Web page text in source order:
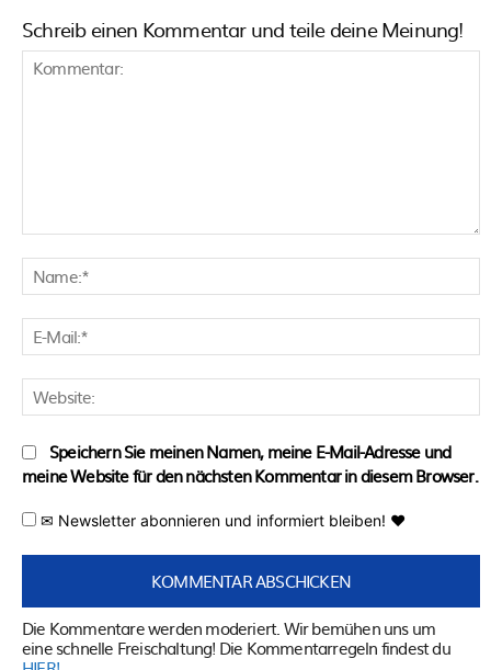
Schreib einen Kommentar und teile deine Meinung!
Speichern Sie meinen Namen, meine E-Mail-Adresse und
meine Website für den nächsten Kommentar in diesem Browser.
✉ Newsletter abonnieren und informiert bleiben! ♥
Die Kommentare werden moderiert. Wir bemühen uns um
eine schnelle Freischaltung! Die Kommentarregeln findest du